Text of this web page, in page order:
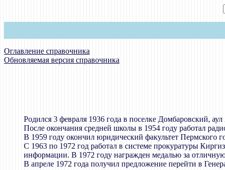
Оглавление справочника
Обновляемая версия справочника
Родился 3 февраля 1936 года в поселке Домбаровский,
После окончания средней школы в 1954 году работал
В 1959 году окончил юридический факультет Пермского
С 1963 по 1972 год работал в системе прокуратуры
информации. В 1972 году награжден медалью за
В апреле 1972 года получил предложение перейти в